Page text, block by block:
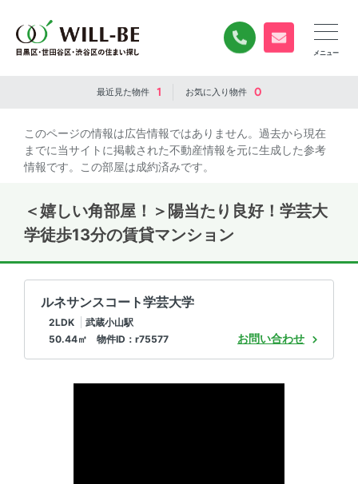
0120-840-834
無料お問い合
最近見た物件 1 お気に入り物件 0
このページの情報は広告情報ではありません。過去から現在
までに当サイトに掲載された不動産情報を元に生成した参考
情報です。この部屋は成約済みです。
＜嬉しい角部屋！＞陽当たり良好！学芸大
学徒歩13分の賃貸マンション
ルネサンスコート学芸大学
2LDK
武蔵小山駅
50.44㎡ 物件ID：r75577
お問い合わせ